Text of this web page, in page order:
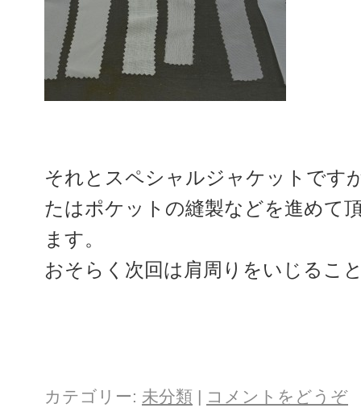
それとスペシャルジャケットです
たはポケットの縫製などを進めて
ます。
おそらく次回は肩周りをいじるこ
カテゴリー: 未分類 | コメントをどうぞ